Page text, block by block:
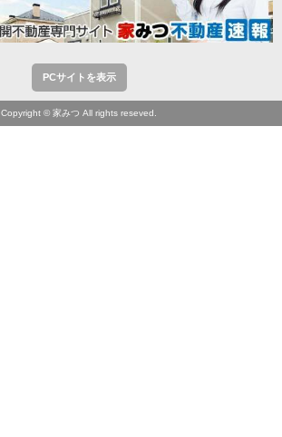
PCサイトを表示
Copyright © 家みつ All rights reseved.